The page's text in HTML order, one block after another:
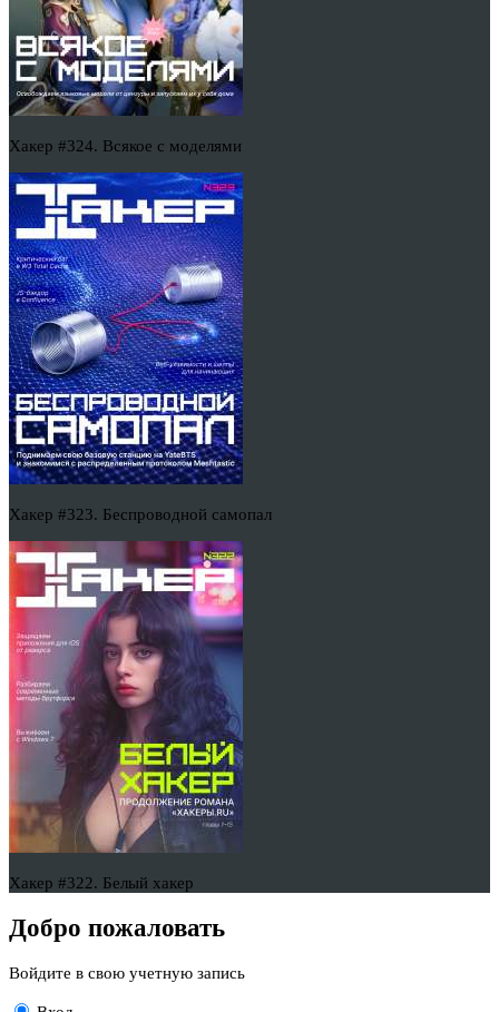
Хакер #324. Всякое с моделями
Хакер #323. Беспроводной самопал
Хакер #322. Белый хакер
Добро пожаловать
Войдите в свою учетную запись